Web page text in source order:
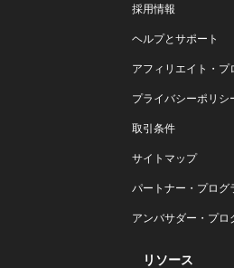
採用情報
ヘルプとサポート
アフィリエイト・プ
プライバシーポリシ
取引条件
サイトマップ
パートナー・プログ
アンバサダー・プロ
リソース